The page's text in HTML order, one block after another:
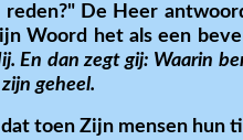
De Heer
Woord het als een
En dan zegt gij: Waarin
geheel.
toen Zijn mensen hun